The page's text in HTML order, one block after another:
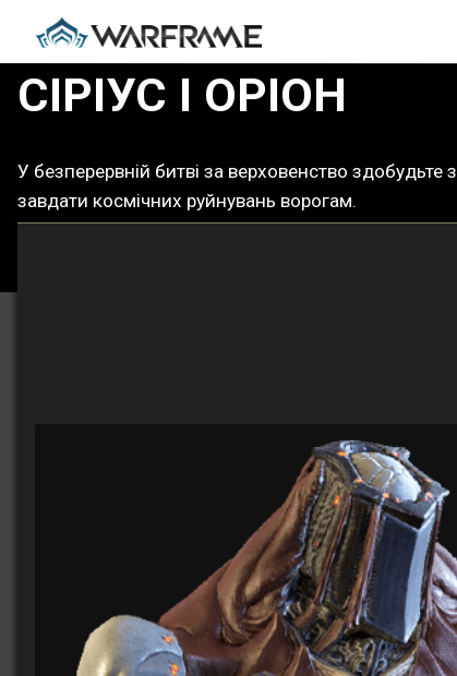
СІРІУС І ОРІОН
У безперервній битві за верховенство здобудьте
завдати космічних руйнувань ворогам.